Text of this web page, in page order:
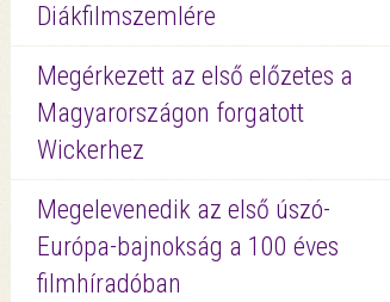
Diákfilmszemlére
Megérkezett az első előzetes a
Magyarországon forgatott
Wickerhez
Megelevenedik az első úszó-
Európa-bajnokság a 100 éves
filmhíradóban